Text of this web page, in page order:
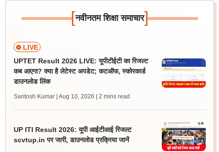
[नवीनतम शिक्षा समाचार]
LIVE
UPTET Result 2026 LIVE: यूपीटीईटी का रिजल्ट
कब आएगा? क्या है लेटेस्ट अपडेट; कटऑफ, स्कोरकार्ड
डाउनलोड लिंक
Santosh Kumar | Aug 10, 2026 | 2 mins read
UP ITI Result 2026: यूपी आईटीआई रिजल्ट
scvtup.in पर जारी, डाउनलोड प्रक्रिया जानें